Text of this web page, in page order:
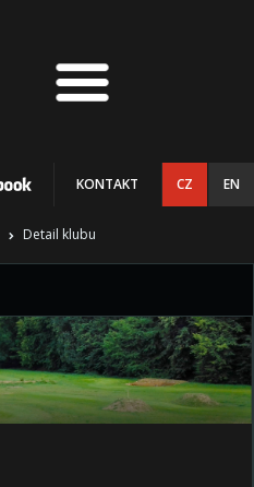
KONTAKT CZ EN
Detail klubu